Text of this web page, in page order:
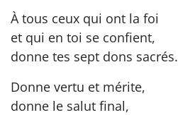
À tous ceux qui ont la foi
et qui en toi se confient,
donne tes sept dons sacrés.
Donne vertu et mérite,
donne le salut final,